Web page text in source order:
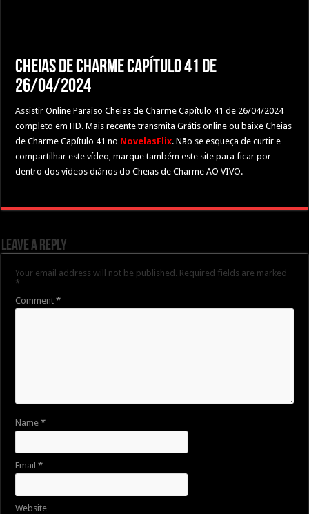
Cheias de Charme Capítulo 41 de
26/04/2024
Assistir Online Paraiso Cheias de Charme Capítulo 41 de 26/04/2024
completo em HD. Mais recente transmita Grátis online ou baixe Cheias
de Charme Capítulo 41 no NovelasFlix. Não se esqueça de curtir e
compartilhar este vídeo, marque também este site para ficar por
dentro dos vídeos diários do Cheias de Charme AO VIVO.
Leave a Reply
Your email address will not be published. Required fields are marked
*
Comment*
Name*
Email*
Website